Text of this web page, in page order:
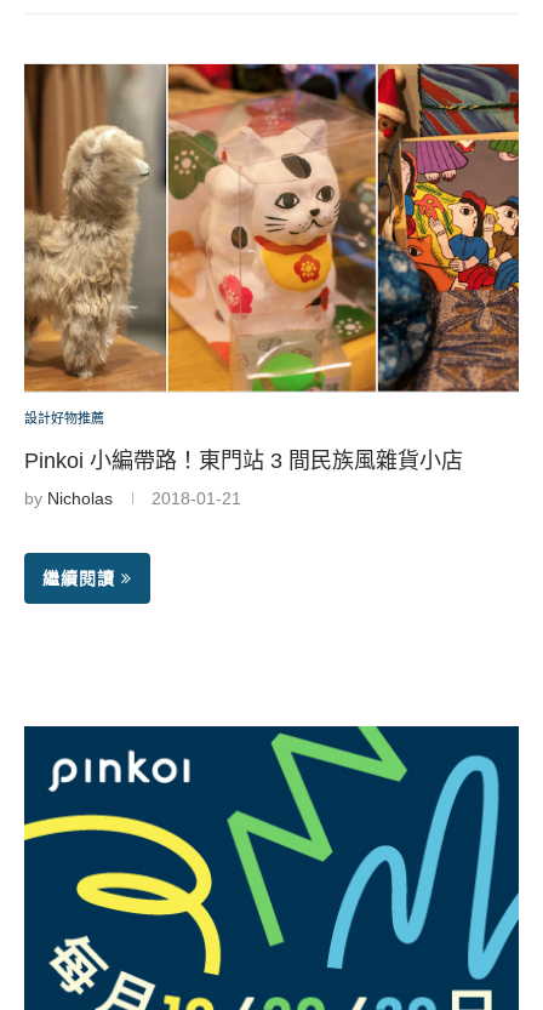
設計好物推薦
Pinkoi 小編帶路！東門站 3 間民族風雜貨小店
by Nicholas 2018-01-21
繼續閱讀